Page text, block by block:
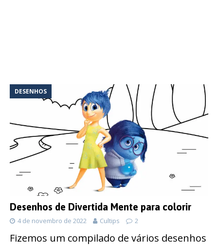
DESENHOS
Desenhos de Divertida Mente para colorir
4 de novembro de 2022 Cultips 2
Fizemos um compilado de vários desenhos